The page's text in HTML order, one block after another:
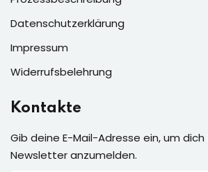
Datenschutzerklärung
Impressum
Widerrufsbelehrung
Kontakte
Gib deine E-Mail-Adresse ein, um
Newsletter anzumelden.